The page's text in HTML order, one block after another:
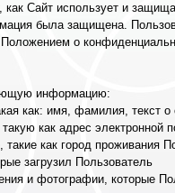
как Сайт использует и
была защищена.
о
информацию:
как: имя, фамилия, текст о
​​как адрес электронной
как город проживания
загрузил Пользователь
и фотографии, которые